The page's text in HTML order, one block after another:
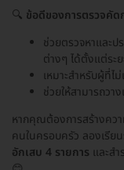
🔍 ข้อดีของการตรวจคัด
ช่วยตรวจหาและป
ต่างๆ ได้ตั้งแต่ระย
เหมาะสำหรับผู้ที่
ช่วยให้สามารถวา
หากคุณต้องการสร้างคว
คนในครอบครัว ลองเรีย
อักเสบ 4 รายการ และส